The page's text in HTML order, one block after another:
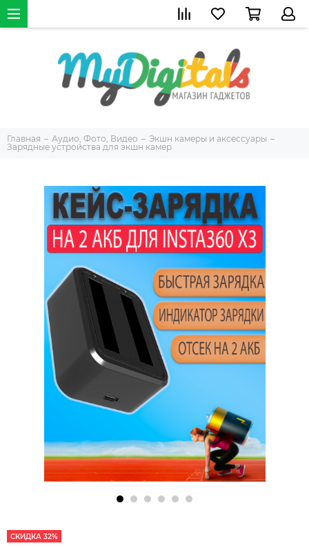
Главная Аудио, Фото, Видео
Экшн камеры и аксессуары
Зарядные устройства для экшн камер
СКИДКА 32%